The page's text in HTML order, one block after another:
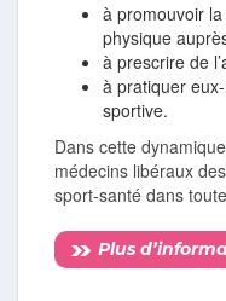
à promouvoir
physique
à prescrire de
à pratiquer
spor­tive.
Dans cette
médecins libéraux
sport-santé dans
Plus